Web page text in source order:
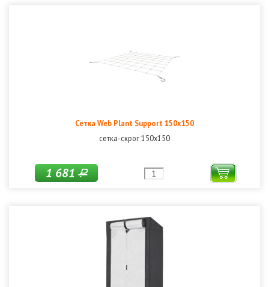
Сетка Web Plant Support 150х150
сетка-скрог 150х150
1 681Р